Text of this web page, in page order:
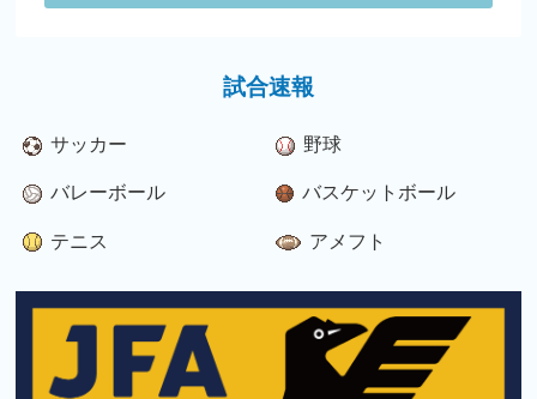
試合速報
サッカー 野球
バレーボール バスケットボール
テニス アメフト